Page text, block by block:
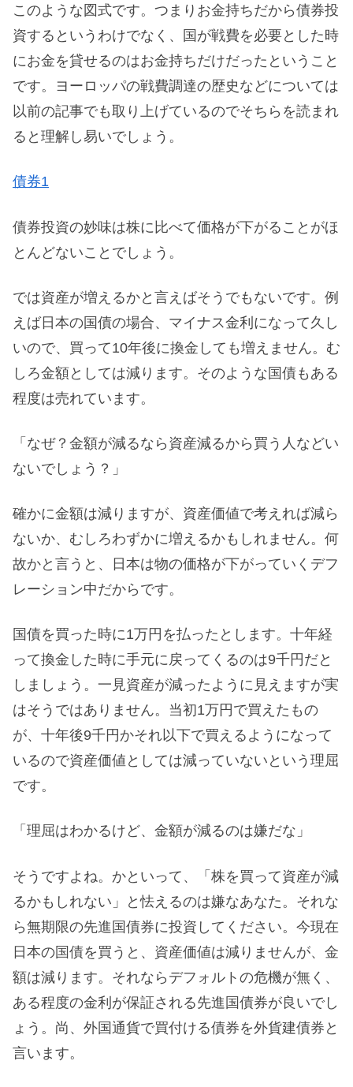
このような図式です。つまりお金持ちだから債券投
資するというわけでなく、国が戦費を必要とした時
にお金を貸せるのはお金持ちだけだったということ
です。ヨーロッパの戦費調達の歴史などについては
以前の記事でも取り上げているのでそちらを読まれ
ると理解し易いでしょう。
債券1
債券投資の妙味は株に比べて価格が下がることがほ
とんどないことでしょう。
では資産が増えるかと言えばそうでもないです。例
えば日本の国債の場合、マイナス金利になって久し
いので、買って10年後に換金しても増えません。む
しろ金額としては減ります。そのような国債もある
程度は売れています。
「なぜ？金額が減るなら資産減るから買う人などい
ないでしょう？」
確かに金額は減りますが、資産価値で考えれば減ら
ないか、むしろわずかに増えるかもしれません。何
故かと言うと、日本は物の価格が下がっていくデフ
レーション中だからです。
国債を買った時に1万円を払ったとします。十年経
って換金した時に手元に戻ってくるのは9千円だと
しましょう。一見資産が減ったように見えますが実
はそうではありません。当初1万円で買えたもの
が、十年後9千円かそれ以下で買えるようになって
いるので資産価値としては減っていないという理屈
です。
「理屈はわかるけど、金額が減るのは嫌だな」
そうですよね。かといって、「株を買って資産が減
るかもしれない」と怯えるのは嫌なあなた。それな
ら無期限の先進国債券に投資してください。今現在
日本の国債を買うと、資産価値は減りませんが、金
額は減ります。それならデフォルトの危機が無く、
ある程度の金利が保証される先進国債券が良いでし
ょう。尚、外国通貨で買付ける債券を外貨建債券と
言います。